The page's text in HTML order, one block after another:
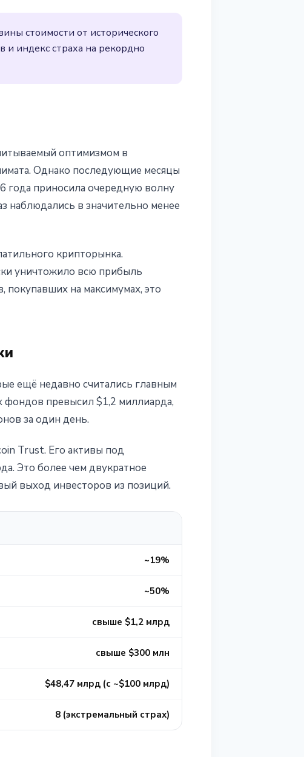
стоимости от исторического
индекс страха на рекордно
оптимизмом в
Однако последующие месяцы
года приносила очередную волну
наблюдались в значительно менее
крипторынка.
уничтожило всю прибыль
на максимумах, это
ещё недавно считались главным
превысил $1,2 миллиарда,
за один день.
Trust. Его активы под
Это более чем двукратное
выход инвесторов из позиций.
~19%
~50%
свыше $1,2 млрд
свыше $300 млн
$48,47 млрд (с ~$100 млрд)
8 (экстремальный страх)